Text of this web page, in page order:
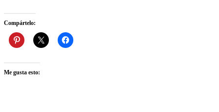
Compártelo:
Me gusta esto: